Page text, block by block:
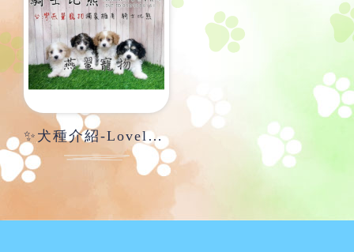
✨犬種介紹-LovelyCavachon騎士比熊✨